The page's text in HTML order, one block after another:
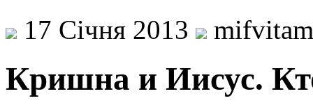
17 Січня 2013
Кришна и Иисус.